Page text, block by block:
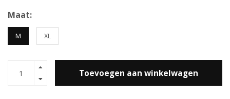
Maat:
M XL
Toevoegen aan winkelwagen